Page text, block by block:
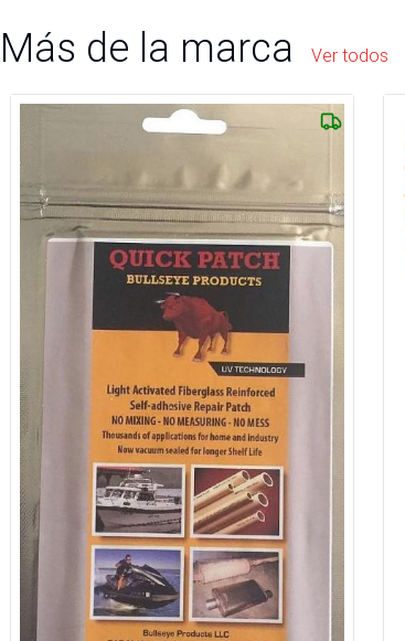
Más de la marca Ver todos